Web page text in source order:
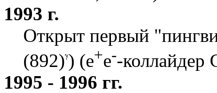
1993 г.
Открыт первый
(892) ) (e+e--коллайдер
1995 - 1996 гг.